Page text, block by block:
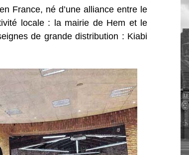
France, né d’une alliance entre le
locale : la mairie de Hem et le
de grande distribution : Kiabi